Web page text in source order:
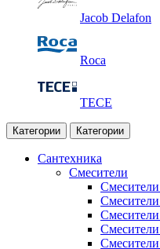
Jacob Delafon
Roca
TECE
Категории Категории
Сантехника
Смесители